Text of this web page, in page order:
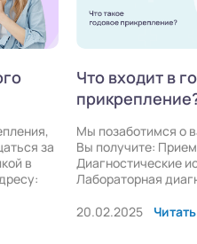
за
в
Что входит в
Мы позаботимся о
Вы получите:
Диагностические
Лабораторная
20.02.2025